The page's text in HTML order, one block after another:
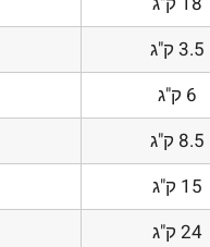
3.5 ק"ג
6 ק"ג
8.5 ק"ג
15 ק"ג
24 ק"ג